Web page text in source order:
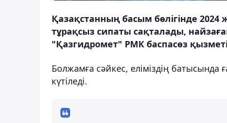
Қазақстанның басым бөлігінде
тұрақсыз сипаты сақталады,
"Қазгидромет" РМК баспасөз
Болжамға сәйкес, еліміздің
күтіледі.